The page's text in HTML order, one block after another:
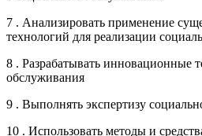
7 . Анализировать применение
технологий для реализации
8 . Разрабатывать инновационные
обслуживания
9 . Выполнять экспертизу
10 . Использовать методы и